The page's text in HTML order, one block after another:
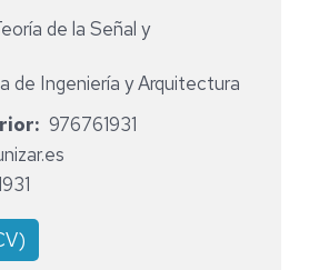
de la Señal y
de Ingeniería y Arquitectura
976761931